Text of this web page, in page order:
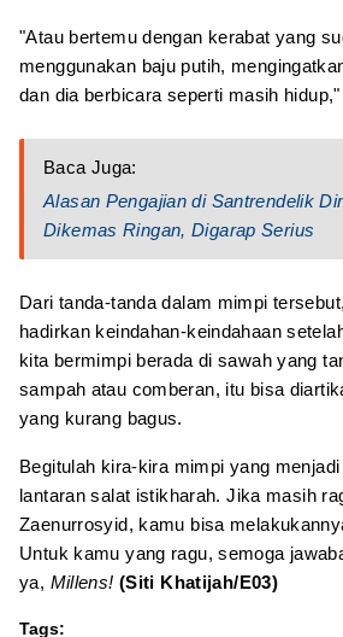
"Atau bertemu dengan kerabat yang
menggunakan baju putih,
dan dia berbicara seperti masih
Baca Juga:
Alasan Pengajian di Santrendelik
Dikemas Ringan, Digarap Serius
Dari tanda-tanda dalam mimpi
hadirkan keindahan-keindahaan
kita bermimpi berada di sawah yang
sampah atau comberan, itu bisa
yang kurang bagus.
Begitulah kira-kira mimpi yang
lantaran salat istikharah. Jika masih
Zaenurrosyid, kamu bisa
Untuk kamu yang ragu, semoga
ya, Millens! (Siti Khatijah/E03)
Tags: